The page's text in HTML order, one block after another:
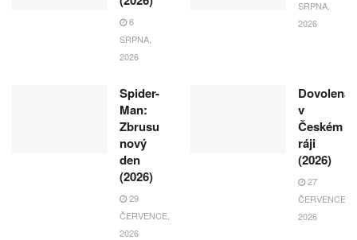
6
SRPNA,
2026
SRPNA,
2026
Spider-
Man:
Zbrusu
nový
den
(2026)
29
ČERVENCE,
2026
Dovolená
v
Českém
ráji
(2026)
27
ČERVENCE,
2026